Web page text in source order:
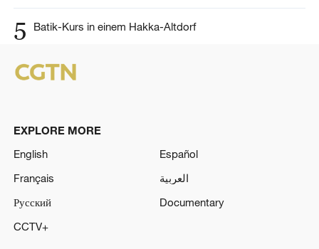
5 Batik-Kurs in einem Hakka-Altdorf
EXPLORE MORE
English
Español
Français
العربية
Русский
Documentary
CCTV+